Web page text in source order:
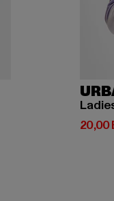
20,00